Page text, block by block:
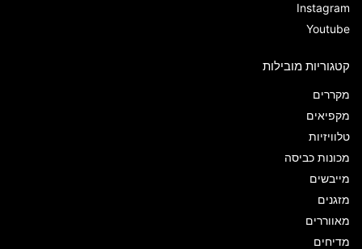
Instagram
Youtube
קטגוריות מובילות
מקררים
מקפיאים
טלוויזיות
מכונות כביסה
מייבשים
מזגנים
מאווררים
מדיחים